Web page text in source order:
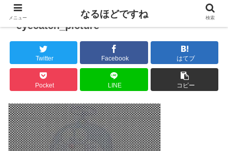
eyecatch_picture
Twitter Facebook はてブ
Pocket LINE コピー
メニュー なるほどですね 検索